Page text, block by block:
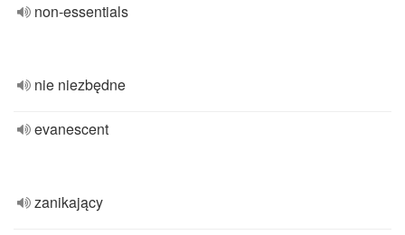
non-essentials
nie niezbędne
evanescent
zanikający